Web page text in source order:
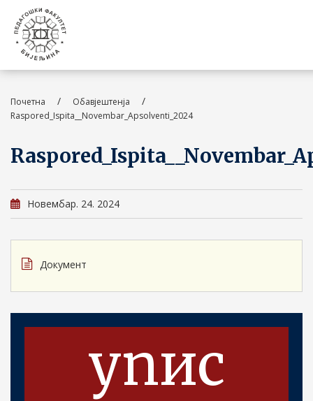
Почетна / Обавјештенја /
Raspored_Ispita__Novembar_Apsolventi_2024
Новембар. 24. 2024
Документ
упис